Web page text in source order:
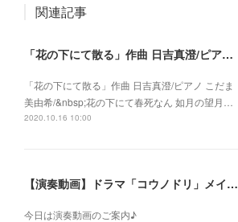
関連記事
「花の下にて散る」作曲 日吉真澄/ピアノ こだま美由希/ 花の下にて春死なん 如月の望月の頃/西行
「花の下にて散る」作曲 日吉真澄/ピアノ こだま
美由希/&nbsp;花の下にて春死なん 如月の望月…
2020.10.16 10:00
【演奏動画】ドラマ「コウノドリ」メインテーマ〜For Tomorrow~
今日は演奏動画のご案内♪